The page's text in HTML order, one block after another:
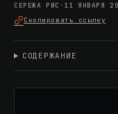
СЕРЕЖА РИС · 11 ЯНВАРЯ
Скопировать ссылку
СОДЕРЖАНИЕ